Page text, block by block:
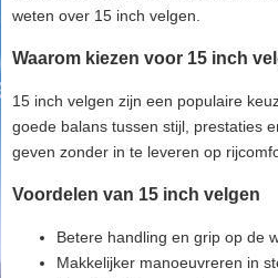
weten over 15 inch velgen.
Waarom kiezen voor 15 inch
15 inch velgen zijn een populaire
goede balans tussen stijl, prestaties
geven zonder in te leveren op
Voordelen van 15 inch velgen
Betere handling en grip op de
Makkelijker manoeuvreren in